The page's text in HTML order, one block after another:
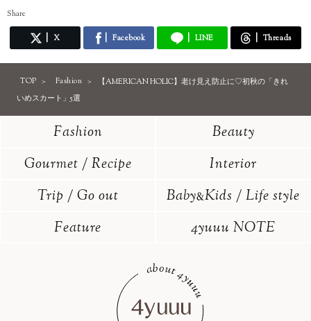
Share
X Facebook LINE Threads
TOP Fashion
【AMERICAN HOLIC】老け見え防止に♡初秋の「きれ
いめスカート」5選
Fashion
Beauty
Gourmet / Recipe
Interior
Trip / Go out
Baby&Kids / Life style
Feature
4yuuu NOTE